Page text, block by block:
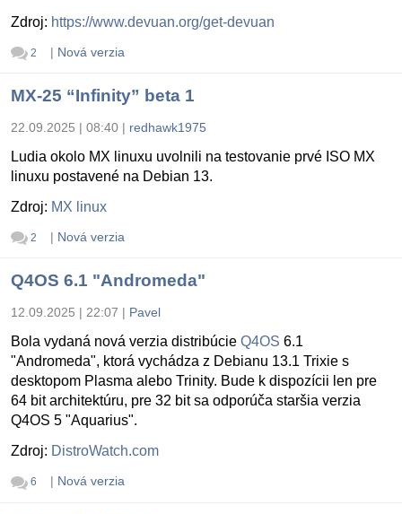
Zdroj: https://www.devuan.org/get-devuan
2 | Nová verzia
MX-25 “Infinity” beta 1
22.09.2025 | 08:40 | redhawk1975
Ludia okolo MX linuxu uvolnili na testovanie prvé ISO MX
linuxu postavené na Debian 13.
Zdroj: MX linux
2 | Nová verzia
Q4OS 6.1 "Andromeda"
12.09.2025 | 22:07 | Pavel
Bola vydaná nová verzia distribúcie Q4OS 6.1
"Andromeda", ktorá vychádza z Debianu 13.1 Trixie s
desktopom Plasma alebo Trinity. Bude k dispozícii len pre
64 bit architektúru, pre 32 bit sa odporúča staršia verzia
Q4OS 5 "Aquarius".
Zdroj: DistroWatch.com
6 | Nová verzia